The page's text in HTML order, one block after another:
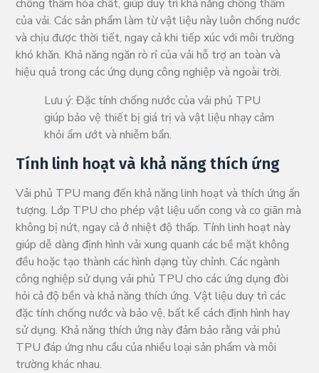
chống thấm hóa chất, giúp duy trì khả năng chống thấm
của vải. Các sản phẩm làm từ vật liệu này luôn chống nước
và chịu được thời tiết, ngay cả khi tiếp xúc với môi trường
khó khăn. Khả năng ngăn rò rỉ của vải hỗ trợ an toàn và
hiệu quả trong các ứng dụng công nghiệp và ngoài trời.
Lưu ý: Đặc tính chống nước của vải phủ TPU
giúp bảo vệ thiết bị giá trị và vật liệu nhạy cảm
khỏi ẩm ướt và nhiễm bẩn.
Tính linh hoạt và khả năng thích ứng
Vải phủ TPU mang đến khả năng linh hoạt và thích ứng ấn
tượng. Lớp TPU cho phép vật liệu uốn cong và co giãn mà
không bị nứt, ngay cả ở nhiệt độ thấp. Tính linh hoạt này
giúp dễ dàng định hình vải xung quanh các bề mặt không
đều hoặc tạo thành các hình dạng tùy chỉnh. Các ngành
công nghiệp sử dụng vải phủ TPU cho các ứng dụng đòi
hỏi cả độ bền và khả năng thích ứng. Vật liệu duy trì các
đặc tính chống nước và bảo vệ, bất kể cách định hình hay
sử dụng. Khả năng thích ứng này đảm bảo rằng vải phủ
TPU đáp ứng nhu cầu của nhiều loại sản phẩm và môi
trường khác nhau.